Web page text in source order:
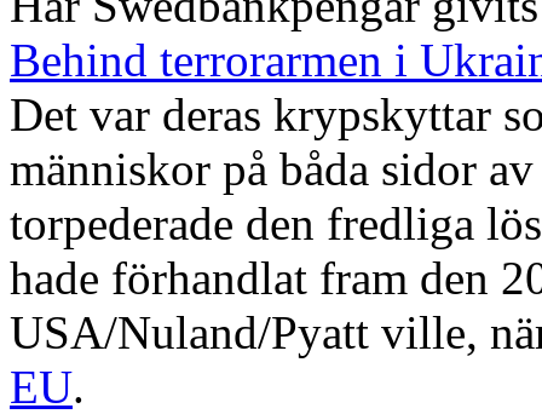
Behind terrorarmen i
Det var deras krypskyttar
människor på båda sidor
torpederade den fredliga
hade förhandlat fram den
USA/Nuland/Pyatt ville,
EU.